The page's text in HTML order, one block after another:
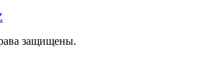
защищены.